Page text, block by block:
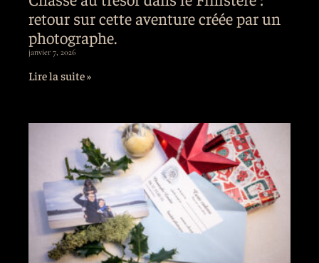
retour sur cette aventure créée par un
photographe.
janvier 7, 2026
Lire la suite »